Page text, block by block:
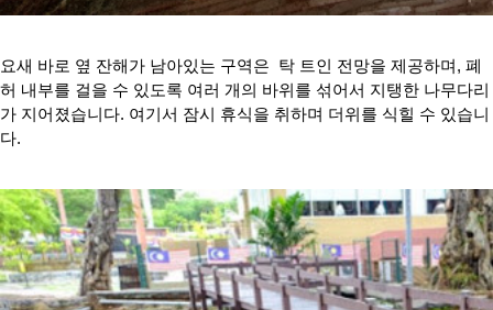
요새 바로 옆 잔해가 남아있는 구역은 탁 트인 전망을 제공하며, 폐
허 내부를 걸을 수 있도록 여러 개의 바위를 섞어서 지탱한 나무다리
가 지어졌습니다. 여기서 잠시 휴식을 취하며 더위를 식힐 수 있습니
다.